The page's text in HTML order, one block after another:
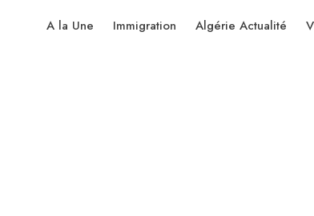
A la Une Immigration Algérie Actualité